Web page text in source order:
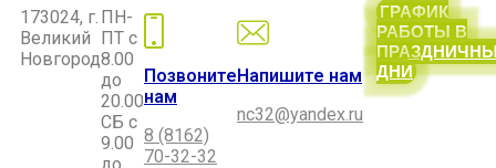
173024, г.
Великий
Новгород
ПН-
ПТ с
8.00
до
20.00
СБ с
9.00
Позвоните
нам
8 (8162)
70-32-32
Напишите нам
nc32@yandex.ru
ГРАФИК
РАБОТЫ В
ДНИ